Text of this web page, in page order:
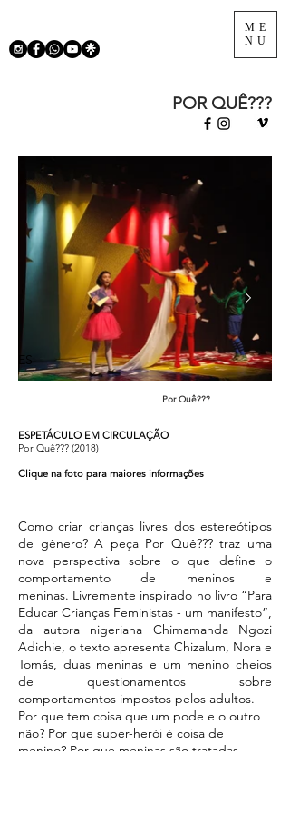
ME
NU
POR QUÊ???
Por Quê???
ES
ESPETÁCULO EM CIRCULAÇÃO
Por Quê??? (2018)
Clique na foto para maiores informações
Como criar crianças livres dos estereótipos
de gênero? A peça Por Quê??? traz uma
nova perspectiva sobre o que define o
comportamento de meninos e
meninas. Livremente inspirado no livro “Para
Educar Crianças Feministas - um manifesto”,
da autora nigeriana Chimamanda Ngozi
Adichie, o texto apresenta Chizalum, Nora e
Tomás, duas meninas e um menino cheios
de questionamentos sobre
comportamentos impostos pelos adultos.
Por que tem coisa que um pode e o outro
não? Por que super-herói é coisa de
menino? Por que meninas são tratadas